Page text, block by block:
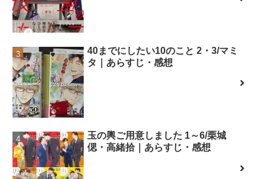
40までにしたい10のこと 2・3/マミ
タ｜あらすじ・感想
玉の輿ご用意しました 1～6/栗城
偲・高緒拾｜あらすじ・感想